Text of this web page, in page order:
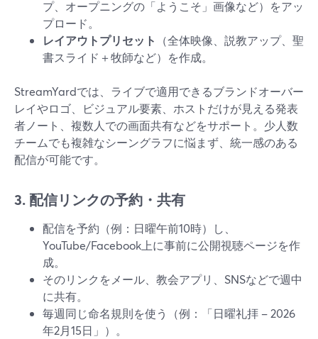
プ、オープニングの「ようこそ」画像など）をアッ
プロード。
レイアウトプリセット
（全体映像、説教アップ、聖
書スライド＋牧師など）を作成。
StreamYardでは、ライブで適用できるブランドオーバー
レイやロゴ、ビジュアル要素、ホストだけが見える発表
者ノート、複数人での画面共有などをサポート。少人数
チームでも複雑なシーングラフに悩まず、統一感のある
配信が可能です。
3. 配信リンクの予約・共有
配信を予約（例：日曜午前10時）し、
YouTube/Facebook上に事前に公開視聴ページを作
成。
そのリンクをメール、教会アプリ、SNSなどで週中
に共有。
毎週同じ命名規則を使う（例：「日曜礼拝 – 2026
年2月15日」）。